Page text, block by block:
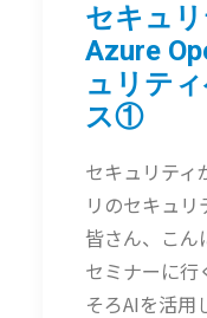
セキュ
Azure
ュリテ
ス①
セキュリティ
リのセキュ
皆さん、こん
セミナーに行
そろAIを活用